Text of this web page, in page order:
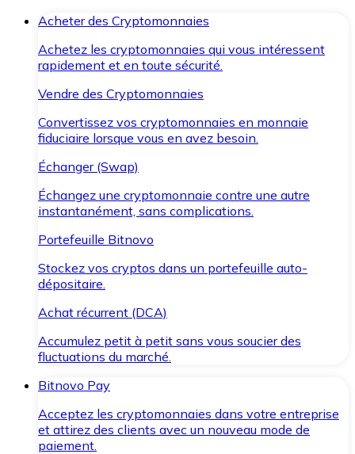
Acheter des Cryptomonnaies
Achetez les cryptomonnaies qui vous intéressent
rapidement et en toute sécurité.
Vendre des Cryptomonnaies
Convertissez vos cryptomonnaies en monnaie
fiduciaire lorsque vous en avez besoin.
Échanger (Swap)
Échangez une cryptomonnaie contre une autre
instantanément, sans complications.
Portefeuille Bitnovo
Stockez vos cryptos dans un portefeuille auto-
dépositaire.
Achat récurrent (DCA)
Accumulez petit à petit sans vous soucier des
fluctuations du marché.
Bitnovo Pay
Acceptez les cryptomonnaies dans votre entreprise
et attirez des clients avec un nouveau mode de
paiement.